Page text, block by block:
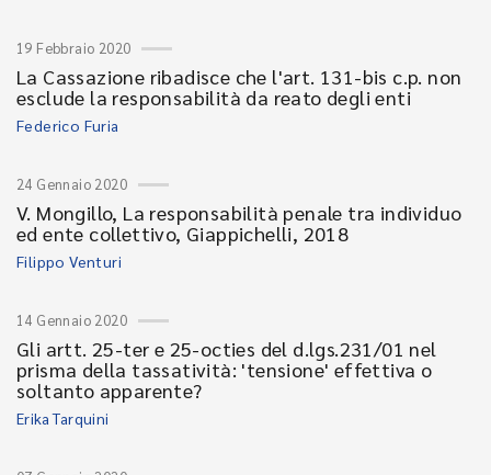
19 Febbraio 2020
La Cassazione ribadisce che l'art. 131-bis c.p. non
esclude la responsabilità da reato degli enti
Federico Furia
24 Gennaio 2020
V. Mongillo, La responsabilità penale tra individuo
ed ente collettivo, Giappichelli, 2018
Filippo Venturi
14 Gennaio 2020
Gli artt. 25-ter e 25-octies del d.lgs.231/01 nel
prisma della tassatività: 'tensione' effettiva o
soltanto apparente?
Erika Tarquini